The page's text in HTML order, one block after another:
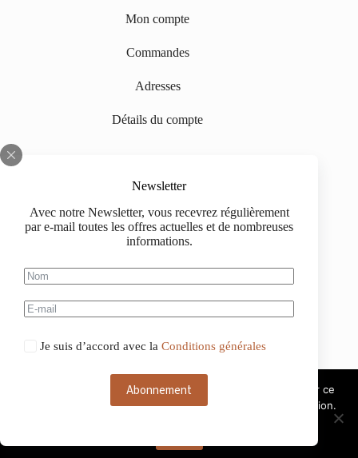
Newsletter
Avec notre Newsletter, vous recevrez régulièrement
par e-mail toutes les offres actuelles et de nombreuses
informations.
Je suis d’accord avec la Conditions générales
Abonnement
Mon compte
Commandes
Adresses
Détails du compte
Impressum
Livraison
Informations d'achat
Français
Ce site web utilise des cookies. Si vous continuez à utiliser ce
site web, nous considérons que vous acceptez leur utilisation.